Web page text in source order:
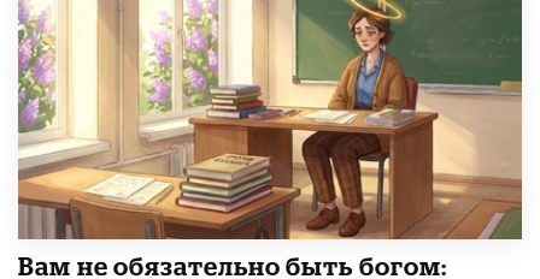
​Вам не обязательно быть богом: